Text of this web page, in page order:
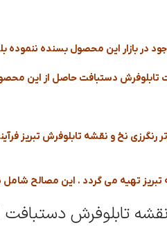
بازار این محصول بسنده ننموده
تابلوفرش دستبافت حاصل از این
نخ و نقشه تابلوفرش تبریز
تهیه می گردد . این مصالح شامل
تابلوفرش دستبافت